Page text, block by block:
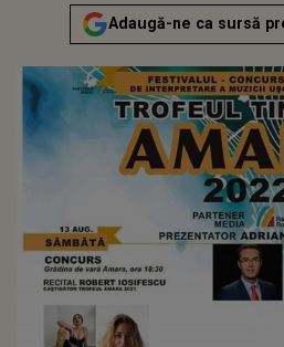
Adaugă-ne ca sursă